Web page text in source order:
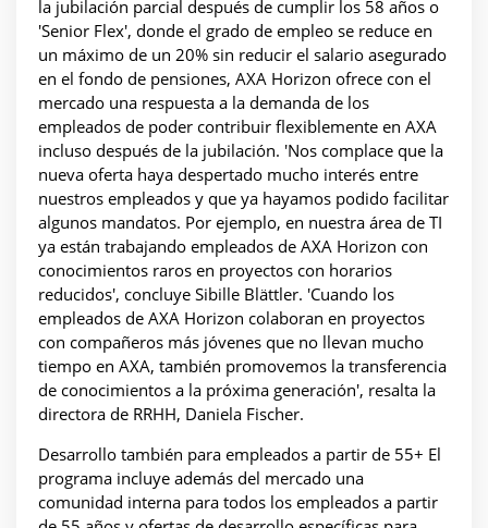
la jubilación parcial después de cumplir los 58 años o
'Senior Flex', donde el grado de empleo se reduce en
un máximo de un 20% sin reducir el salario asegurado
en el fondo de pensiones, AXA Horizon ofrece con el
mercado una respuesta a la demanda de los
empleados de poder contribuir flexiblemente en AXA
incluso después de la jubilación. 'Nos complace que la
nueva oferta haya despertado mucho interés entre
nuestros empleados y que ya hayamos podido facilitar
algunos mandatos. Por ejemplo, en nuestra área de TI
ya están trabajando empleados de AXA Horizon con
conocimientos raros en proyectos con horarios
reducidos', concluye Sibille Blättler. 'Cuando los
empleados de AXA Horizon colaboran en proyectos
con compañeros más jóvenes que no llevan mucho
tiempo en AXA, también promovemos la transferencia
de conocimientos a la próxima generación', resalta la
directora de RRHH, Daniela Fischer.
Desarrollo también para empleados a partir de 55+ El
programa incluye además del mercado una
comunidad interna para todos los empleados a partir